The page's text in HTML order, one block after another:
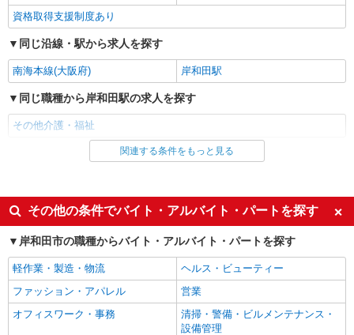
資格取得支援制度あり
同じ沿線・駅から求人を探す
南海本線(大阪府) 岸和田駅
同じ職種から岸和田駅の求人を探す
その他介護・福祉
同じ雇用形態から岸和田駅の求人を探す
同じ特徴から岸和田駅の求人を探す
入社日応相談
未経験歓迎
経験者・有資格者歓迎
新卒・第二新卒歓迎
女性活躍中
主婦・主夫歓迎
フリーター歓迎
学歴不問
ミドル（40代～）活躍中
関連する条件をもっと見る
その他の条件でバイト・アルバイト・パートを探す
岸和田市の職種からバイト・アルバイト・パートを探す
軽作業・製造・物流
ヘルス・ビューティー
ファッション・アパレル
営業
オフィスワーク・事務
清掃・警備・ビルメンテナンス・
設備管理